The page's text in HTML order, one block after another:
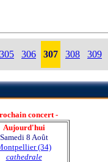
305 306 307 308 309
concert -
Aujourd'hui
Samedi 8 Août
(34)
cathedrale